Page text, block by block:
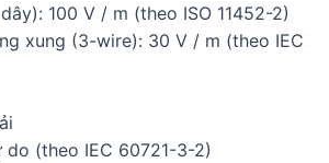
100 V / m (theo ISO 11452-2)
xung (3-wire): 30 V / m (theo IEC
(theo IEC 60721-3-2)